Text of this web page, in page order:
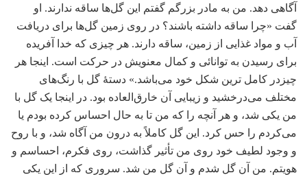
آگاهی دهد. من به مادر بزرگم گفتم این گل‌ها ساقه ندارند. او
گفت «چرا ساقه داشته باشند؟ در روی زمین گل‌ها برای دریافت
آب و مواد غذایی از زمین، ساقه دارند. هر چیزی که خدا آفریده
برای رسیدن به توانائی و کمال معنویش در حرکت است. اینجا هر
چیزدر کامل ترین شکل خود می‌باشد.» دستۀ گل با رنگ‌های
مختلف می‌درخشید و زیبایی آن خارق‌العاده بود. در اینجا یک گل با
من یکی شد، و هر آنچه را که من تا به حال احساس کرده بودم یا
می‌کردم را حس کرد. این گل کاملاً به درون من آگاه شد، و با روح
و وجود لطیف خود روی من تأثیر گذاشت، روی فکرم، احساسم و
هویتم. من آن گل شدم و آن گل من شد. سروری که از این یکی